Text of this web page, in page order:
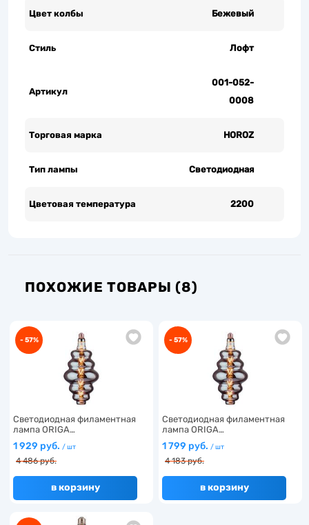
Цвет колбы Бежевый
Стиль Лофт
Артикул
001-052-
0008
Торговая марка HOROZ
Тип лампы Светодиодная
Цветовая температура 2200
ПОХОЖИЕ ТОВАРЫ (8)
- 57%
Светодиодная филаментная
лампа ORIGA…
1 929 руб. / шт
4 486 руб.
в корзину
- 57%
Светодиодная филаментная
лампа ORIGA…
1 799 руб. / шт
4 183 руб.
в корзину